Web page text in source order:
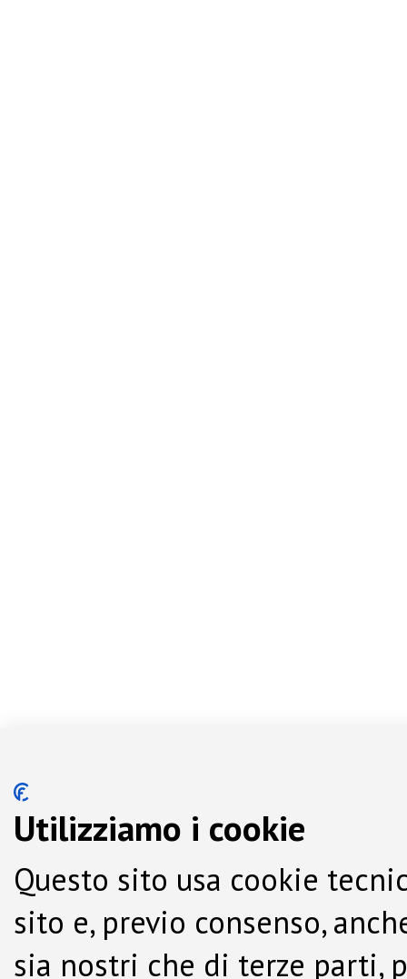
Utilizziamo i cookie
Questo sito usa cookie
sito e, previo consenso,
sia nostri che di terze parti,